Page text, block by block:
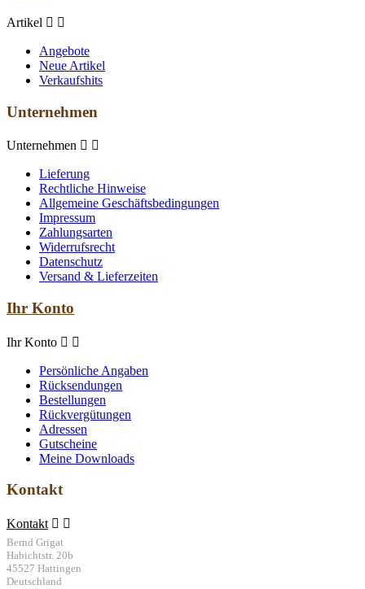
Artikel  
Angebote
Neue Artikel
Verkaufshits
Unternehmen
Unternehmen  
Lieferung
Rechtliche Hinweise
Allgemeine Geschäftsbedingungen
Impressum
Zahlungsarten
Widerrufsrecht
Datenschutz
Versand & Lieferzeiten
Ihr Konto
Ihr Konto  
Persönliche Angaben
Rücksendungen
Bestellungen
Rückvergütungen
Adressen
Gutscheine
Meine Downloads
Kontakt
Kontakt  
Bernd Grigat
Habichtstr. 20b
45527 Hattingen
Deutschland